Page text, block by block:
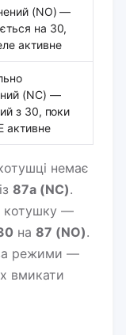
(NO) —
на 30,
активне
(NC) —
з 30, поки
активне
немає
87a (NC).
котушку —
на 87 (NO).
режими —
вмикати